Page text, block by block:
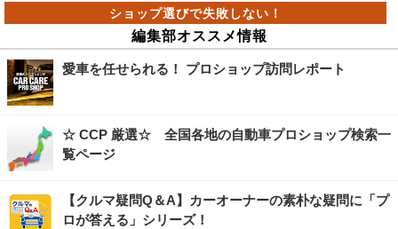
編集部オススメ情報
愛車を任せられる！ プロショップ訪問レポート
☆ CCP 厳選☆ 全国各地の自動車プロショップ検索一
覧ページ
【クルマ疑問Q＆A】カーオーナーの素朴な疑問に「プ
ロが答える」シリーズ！